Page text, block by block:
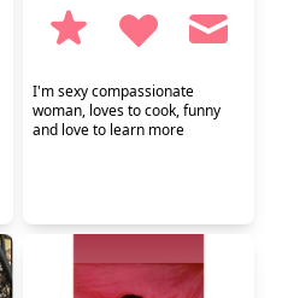
I'm sexy compassionate
woman, loves to cook, funny
and love to learn more